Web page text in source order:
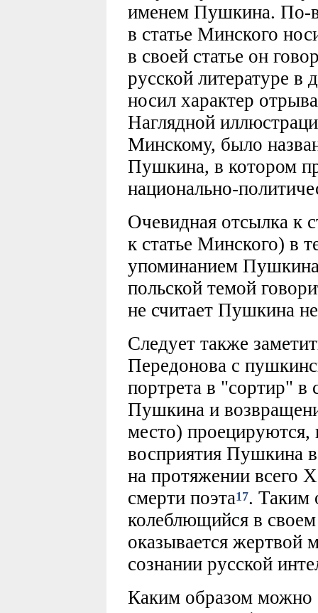
именем Пушкина. По-
в статье Минского
в своей статье он
русской литературе в
носил характер
Наглядной
Минскому, было
Пушкина, в котором
национально-
Очевидная отсылка к
к статье Минского) в
упоминанием
польской темой
не считает Пушкина
Следует также
Передонова с
портрета в "сортир" в
Пушкина и
место)
восприятия Пушкина
на протяжении всего
смерти поэта17. Таким
колеблющийся в
оказывается жертвой
сознании русской
Каким образом можно